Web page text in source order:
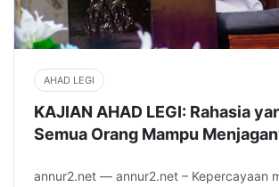
AHAD LEGI
KAJIAN AHAD LEGI: Rahasia
Semua Orang Mampu
annur2.net — annur2.net – Kepercayaan